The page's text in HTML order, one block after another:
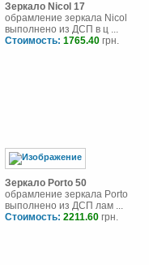
Зеркало Nicol 17
обрамление зеркала Nicol
выполнено из ДСП в ц ...
Стоимость: 1765.40 грн.
Зеркало Porto 50
обрамление зеркала Porto
выполнено из ДСП лам ...
Стоимость: 2211.60 грн.